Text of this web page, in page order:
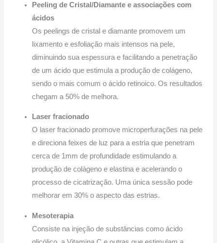
Peeling de Cristal/Diamante e associações com
ácidos
Os peelings de cristal e diamante promovem um
lixamento e esfoliação mais intensos na pele,
diminuindo sua espessura e facilitando a penetração
de um ácido que estimula a produção de colágeno,
sendo o mais comum o ácido retinoico. Os resultados
chegam a 50% de melhora.
Laser fracionado
O laser fracionado promove microperfurações na pele
e direciona feixes de luz para a estria que penetram
cerca de 1mm de profundidade estimulando a
produção de colágeno e elastina e acelerando o
processo de cicatrização. Uma única sessão pode
melhorar em 30% o aspecto das estrias.
Mesoterapia
Consiste na injeção de substâncias como ácido